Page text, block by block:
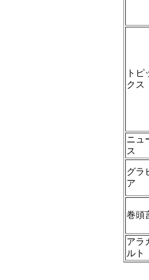
トピ
クス
ニュ
ス
グラ
ア
巻頭
アラ
ルト